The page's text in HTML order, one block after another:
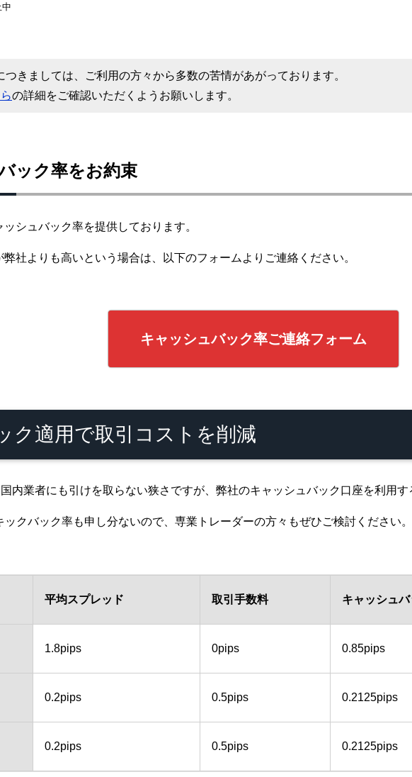
きましては、ご利用の方々から多数の苦情があがっております。
の詳細をご確認いただくようお願いします。
ック率をお約束
シュバック率を提供しております。
社よりも高いという場合は、以下のフォームよりご連絡ください。
キャッシュバック率ご連絡フォーム
ク適用で取引コストを削減
内業者にも引けを取らない狭さですが、弊社のキャッシュバック口座を利用
クバック率も申し分ないので、専業トレーダーの方々もぜひご検討ください。
平均スプレッド 取引手数料 キャッシュ
1.8pips 0pips 0.85pips
0.2pips 0.5pips 0.2125pips
0.2pips 0.5pips 0.2125pips